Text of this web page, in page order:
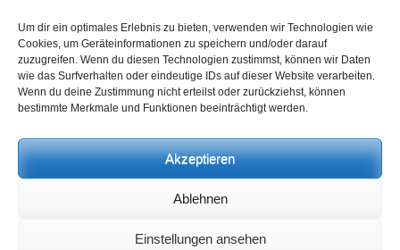
Um dir ein optimales Erlebnis zu bieten, verwenden wir Technologien wie
Cookies, um Geräteinformationen zu speichern und/oder darauf
zuzugreifen. Wenn du diesen Technologien zustimmst, können wir Daten
wie das Surfverhalten oder eindeutige IDs auf dieser Website verarbeiten.
Wenn du deine Zustimmung nicht erteilst oder zurückziehst, können
bestimmte Merkmale und Funktionen beeinträchtigt werden.
Akzeptieren
Ablehnen
Einstellungen ansehen
unsere Posts
Beitragskategorien